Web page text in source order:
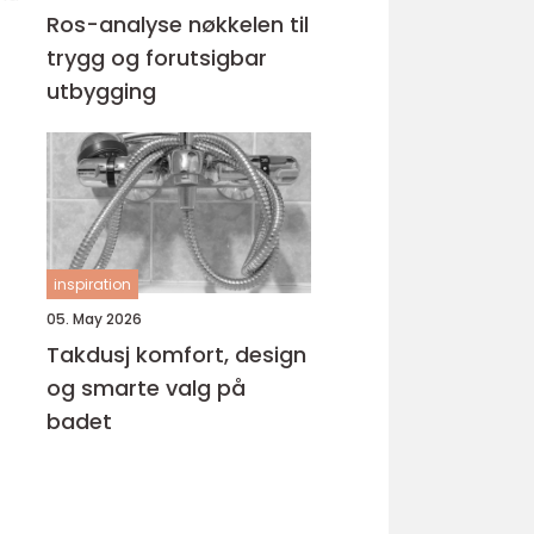
Ros-analyse nøkkelen til
trygg og forutsigbar
utbygging
inspiration
05. May 2026
Takdusj komfort, design
og smarte valg på
badet